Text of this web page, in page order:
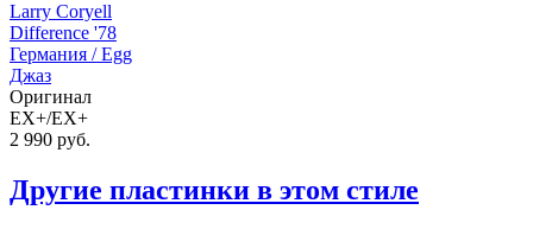
Larry Coryell
Difference '78
Германия /Egg
Джаз
Оригинал
EX+/EX+
2 990 руб.
Другие пластинки в этом стиле